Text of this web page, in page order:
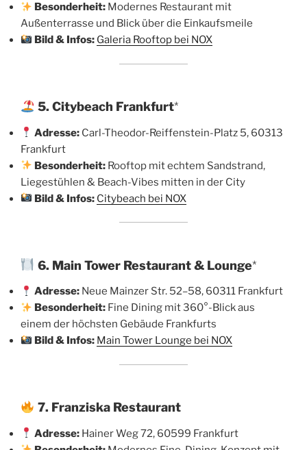
Besonderheit: Modernes Restaurant mit
Außenterrasse und Blick über die Einkaufsmeile
Bild & Infos: Galeria Rooftop bei NOX
5. Citybeach Frankfurt*
Adresse: Carl-Theodor-Reiffenstein-Platz 5, 60313
Frankfurt
Besonderheit: Rooftop mit echtem Sandstrand,
Liegestühlen & Beach-Vibes mitten in der City
Bild & Infos: Citybeach bei NOX
6. Main Tower Restaurant & Lounge*
Adresse: Neue Mainzer Str. 52–58, 60311 Frankfurt
Besonderheit: Fine Dining mit 360°-Blick aus
einem der höchsten Gebäude Frankfurts
Bild & Infos: Main Tower Lounge bei NOX
7. Franziska Restaurant
Adresse: Hainer Weg 72, 60599 Frankfurt